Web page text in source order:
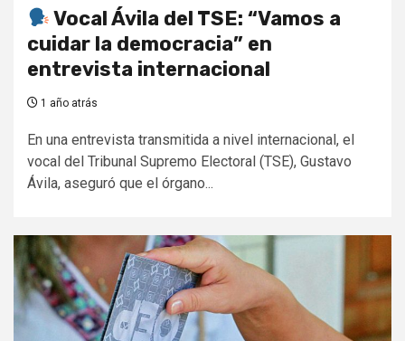
Vocal Ávila del TSE: “Vamos a
cuidar la democracia” en
entrevista internacional
1 año atrás
En una entrevista transmitida a nivel internacional, el
vocal del Tribunal Supremo Electoral (TSE), Gustavo
Ávila, aseguró que el órgano...